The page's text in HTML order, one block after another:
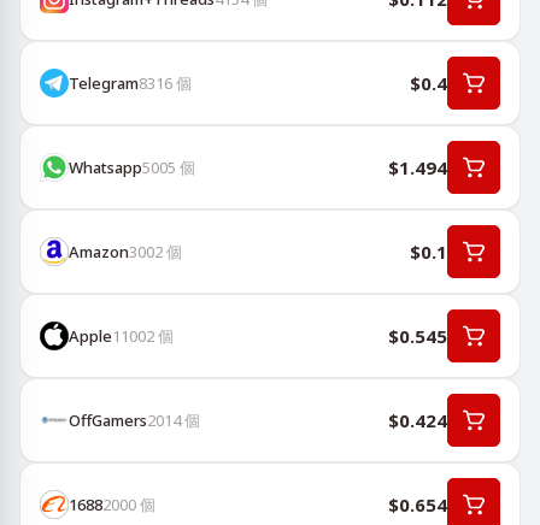
Telegram8316個 $0.4
Whatsapp5005 個 $1.494
Amazon3002個 $0.1
Apple11002個 $0.545
OffGamers2014個 $0.424
16882000個 $0.654